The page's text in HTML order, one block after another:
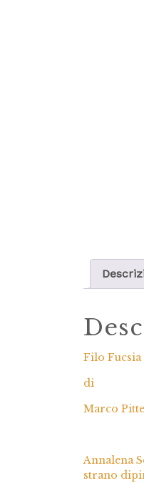
Filo Fucsia
di
Marco
Annalena
strano